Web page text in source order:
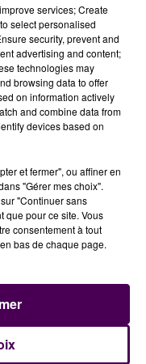
!
le V and B Fest' 2026 !
services; Create
select personalised
security, prevent and
advertising and content;
technologies may
browsing data to offer
on information actively
and combine data from
devices based on
et fermer", ou affiner en
"Gérer mes choix".
"Continuer sans
que pour ce site. Vous
consentement à tout
bas de chaque page.